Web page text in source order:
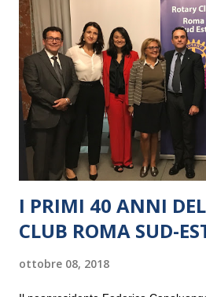
I PRIMI 40 ANNI
CLUB ROMA SUD-
ottobre 08, 2018